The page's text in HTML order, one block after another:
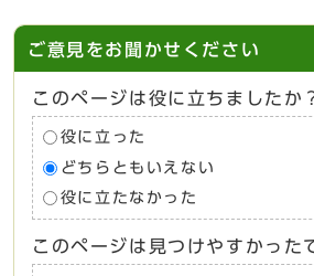
ご意見をお聞かせください
このページは役に立ちましたか
役に立った
どちらともいえない
役に立たなかった
このページは見つけやすかった